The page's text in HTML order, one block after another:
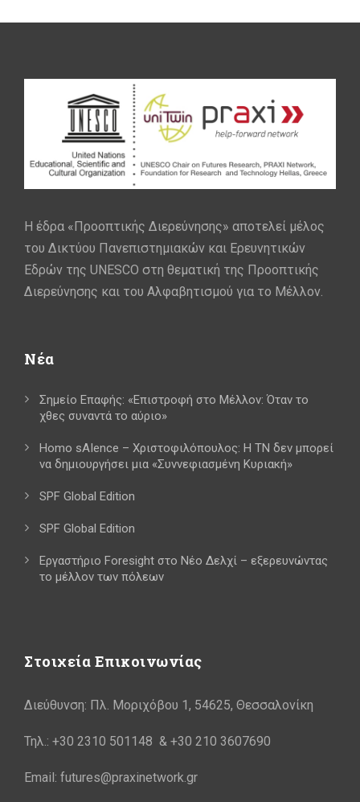
Η έδρα «Προοπτικής Διερεύνησης» αποτελεί μέλος
του Δικτύου Πανεπιστημιακών και Ερευνητικών
Εδρών της UNESCO στη θεματική της Προοπτικής
Διερεύνησης και του Αλφαβητισμού για το Μέλλον.
Νέα
Σημείο Επαφής: «Επιστροφή στο Μέλλον: Όταν το
χθες συναντά το αύριο»
Homo sAIence – Χριστοφιλόπουλος: Η ΤΝ δεν μπορεί
να δημιουργήσει μια «Συννεφιασμένη Κυριακή»
SPF Global Edition
SPF Global Edition
Εργαστήριο Foresight στο Νέο Δελχί – εξερευνώντας
το μέλλον των πόλεων
Στοιχεία Επικοινωνίας
Διεύθυνση: Πλ. Μοριχόβου 1, 54625, Θεσσαλονίκη
Τηλ.: +30 2310 501148 & +30 210 3607690
Email: futures@praxinetwork.gr